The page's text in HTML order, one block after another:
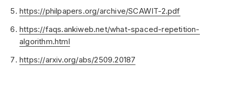
https://philpapers.org/archive/SCAWIT-2.pdf
https://faqs.ankiweb.net/what-spaced-repetition-
algorithm.html
https://arxiv.org/abs/2509.20187